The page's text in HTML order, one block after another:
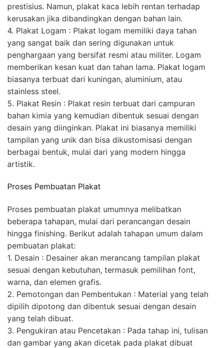
prestisius. Namun, plakat kaca lebih rentan terhadap
kerusakan jika dibandingkan dengan bahan lain.
4. Plakat Logam : Plakat logam memiliki daya tahan
yang sangat baik dan sering digunakan untuk
penghargaan yang bersifat resmi atau militer. Logam
memberikan kesan kuat dan tahan lama. Plakat logam
biasanya terbuat dari kuningan, aluminium, atau
stainless steel.
5. Plakat Resin : Plakat resin terbuat dari campuran
bahan kimia yang kemudian dibentuk sesuai dengan
desain yang diinginkan. Plakat ini biasanya memiliki
tampilan yang unik dan bisa dikustomisasi dengan
berbagai bentuk, mulai dari yang modern hingga
artistik.
Proses Pembuatan Plakat
Proses pembuatan plakat umumnya melibatkan
beberapa tahapan, mulai dari perancangan desain
hingga finishing. Berikut adalah tahapan umum dalam
pembuatan plakat:
1. Desain : Desainer akan merancang tampilan plakat
sesuai dengan kebutuhan, termasuk pemilihan font,
warna, dan elemen grafis.
2. Pemotongan dan Pembentukan : Material yang telah
dipilih dipotong dan dibentuk sesuai dengan desain
yang telah dibuat.
3. Pengukiran atau Pencetakan : Pada tahap ini, tulisan
dan gambar yang akan dicetak pada plakat dibuat